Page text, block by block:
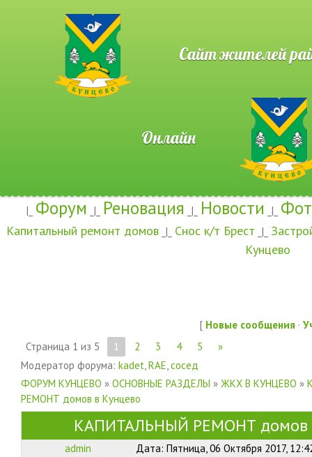
Сайт жителей
Онлайн
|_ Форум _|_ Реновация _|_ Новости _|_
Капитальный ремонт домов _|_ Снос к/т Брест _|_
Кунцево
[ Новые сообщения ·
Страница 1 из 5 1 2 3 4 5
»
Модератор форума: kadet,RAE,сосед
ФОРУМ КУНЦЕВО » ОСНОВНЫЕ РАЗДЕЛЫ » ЖКХ В КУНЦЕВО »
РЕМОНТ домов в Кунцево
КАПИТАЛЬНЫЙ РЕМОНТ домов
admin Дата: Пятница, 06 Октября 2017,